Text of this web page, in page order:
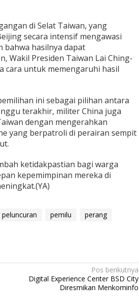
di Selat Taiwan, yang
secara intensif mengawasi
bahwa hasilnya dapat
Wakil Presiden Taiwan Lai Ching-
cara untuk memengaruhi hasil
ini sebagai pilihan antara
terakhir, militer China juga
dengan mengerahkan
yang berpatroli di perairan sempit
ketidakpastian bagi warga
kepemimpinan mereka di
peluncuran pemilu
perang
Pos berikutnya
Digital Experience Center BSD City
Diresmikan Menkominfo